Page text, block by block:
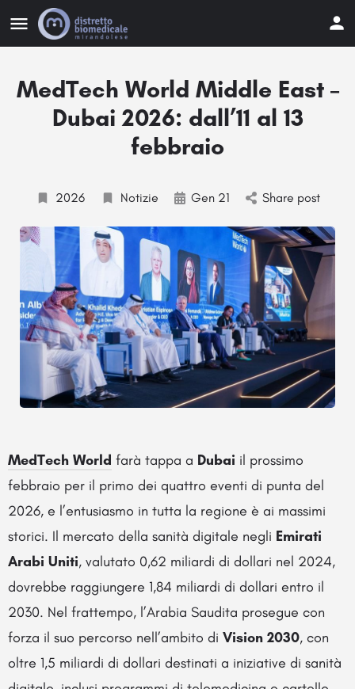
MedTech World Middle East –
Dubai 2026: dall’11 al 13
febbraio
2026 Notizie Gen 21 Share post
MedTech World farà tappa a Dubai il prossimo
febbraio per il primo dei quattro eventi di punta del
2026, e l’entusiasmo in tutta la regione è ai massimi
storici. Il mercato della sanità digitale negli Emirati
Arabi Uniti, valutato 0,62 miliardi di dollari nel 2024,
dovrebbe raggiungere 1,84 miliardi di dollari entro il
2030. Nel frattempo, l’Arabia Saudita prosegue con
forza il suo percorso nell’ambito di Vision 2030, con
oltre 1,5 miliardi di dollari destinati a iniziative di sanità